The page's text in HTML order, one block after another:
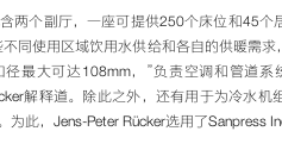
两个副厅，一座可提供250个床位和45个
同使用区域饮用水供给和各自的供暖需求
最大可达108mm，”负责空调和管道系
解释道。除此之外，还有用于为冷水机
此，Jens-Peter Rücker选用了Sanpress